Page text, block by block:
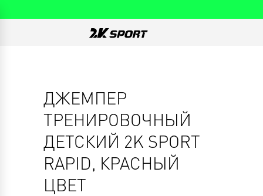
ДЖЕМПЕР
ТРЕНИРОВОЧНЫЙ
ДЕТСКИЙ 2K SPORT
RAPID, КРАСНЫЙ
ЦВЕТ